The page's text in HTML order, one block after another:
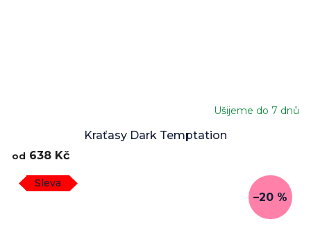
Kraťasy Dark Temptation
Ušijeme do 7 dnů
od 638 Kč
Sleva
–20 %